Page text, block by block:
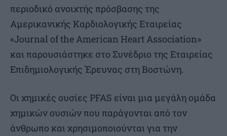
περιοδικό ανοιχτής πρόσβασης της
Αμερικανικής Καρδιολογικής Εταιρείας
«Journal of the American Heart Association»
και παρουσιάστηκε στο Συνέδριο της Εταιρείας
Επιδημιολογικής Έρευνας στη Βοστώνη.
Οι χημικές ουσίες PFAS είναι μια μεγάλη ομάδα
χημικών ουσιών που παράγονται από τον
άνθρωπο και χρησιμοποιούνται για την